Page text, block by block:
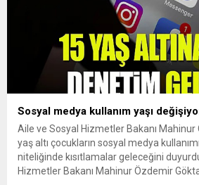
Sosyal medya kullanım yaşı
Aile ve Sosyal Hizmetler Bakanı
yaş altı çocukların sosyal medya
niteliğinde kısıtlamalar geleceğini
Hizmetler Bakanı Mahinur Özdemir